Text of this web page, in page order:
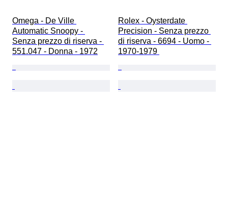
Omega - De Ville
Automatic Snoopy -
Senza prezzo di riserva -
551.047 - Donna - 1972
Rolex - Oysterdate
Precision - Senza prezzo
di riserva - 6694 - Uomo -
1970-1979